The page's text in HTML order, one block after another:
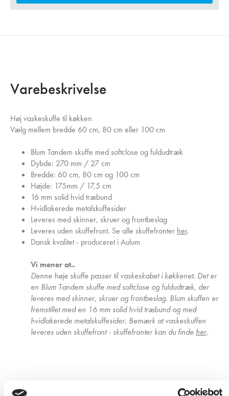
Varebeskrivelse
Høj vaskeskuffe til køkken
Vælg mellem bredde 60 cm, 80 cm eller 100 cm
Blum Tandem skuffe med softclose og fuldudtræk
Dybde: 270 mm / 27 cm
Bredde: 60 cm, 80 cm og 100 cm
Højde: 175mm / 17,5 cm
16 mm solid hvid træbund
Hvidlakerede metalskuffesider
Leveres med skinner, skruer og frontbeslag
Leveres uden skuffefront. Se alle skuffefronter her.
Dansk kvalitet - produceret i Aulum
Vi mener at..
Denne høje skuffe passer til vaskeskabet i køkkenet. Det er
en Blum Tandem skuffe med softclose og fuldudtræk, der
leveres med skinner, skruer og frontbeslag. Blum skuffen er
fremstillet med en 16 mm solid hvid træbund og med
hvidlakerede metalskuffesider. Bemærk at vaskeskuffen
leveres uden skuffefront - skuffefronter kan du finde her.